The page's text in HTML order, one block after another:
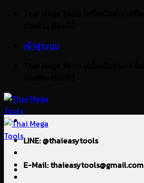
เข้าสู่ระบบ
LINE: @thaieasytools
E-Mail: thaieasytools@gmail.com